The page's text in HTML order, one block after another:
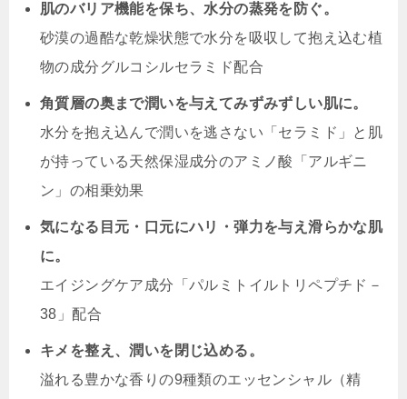
肌のバリア機能を保ち、水分の蒸発を防ぐ。
砂漠の過酷な乾燥状態で水分を吸収して抱え込む植
物の成分グルコシルセラミド配合
角質層の奥まで潤いを与えてみずみずしい肌に。
水分を抱え込んで潤いを逃さない「セラミド」と肌
が持っている天然保湿成分のアミノ酸「アルギニ
ン」の相乗効果
気になる目元・口元にハリ・弾力を与え滑らかな肌
に。
エイジングケア成分「パルミトイルトリペプチド－
38」配合
キメを整え、潤いを閉じ込める。
溢れる豊かな香りの9種類のエッセンシャル（精